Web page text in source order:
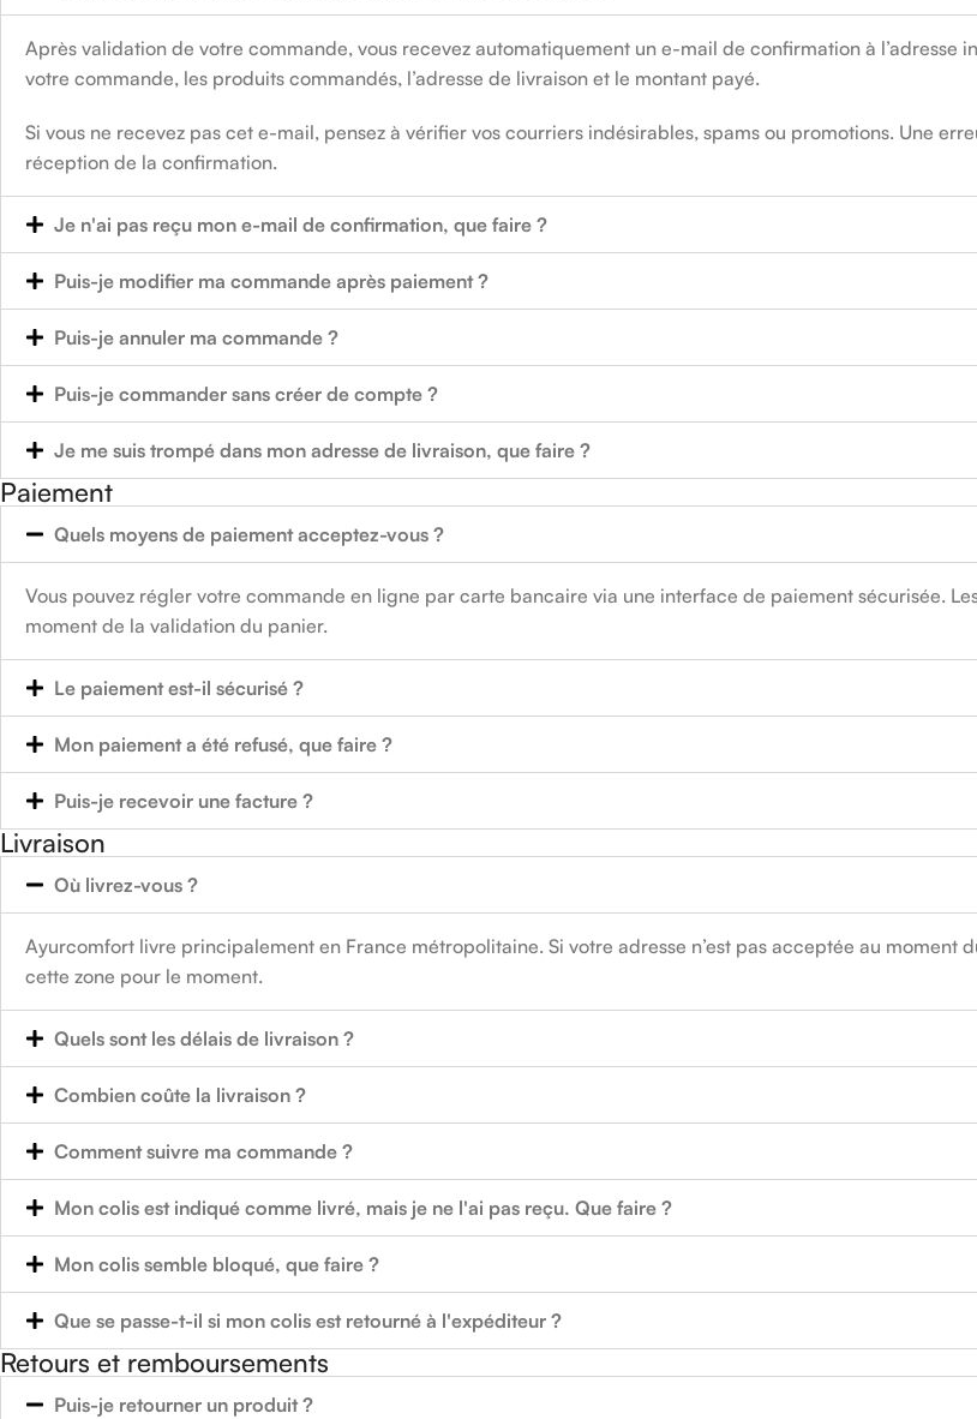
Après validation de votre commande, vous recevez automatiquement un e-mail de confirmation à
votre commande, les produits commandés, l’adresse de livraison et le montant payé.
Si vous ne recevez pas cet e-mail, pensez à vérifier vos courriers indésirables, spams ou promotions. Une
réception de la confirmation.
Je n'ai pas reçu mon e-mail de confirmation, que faire ?
Puis-je modifier ma commande après paiement ?
Puis-je annuler ma commande ?
Puis-je commander sans créer de compte ?
Je me suis trompé dans mon adresse de livraison, que faire ?
Paiement
Quels moyens de paiement acceptez-vous ?
Vous pouvez régler votre commande en ligne par carte bancaire via une interface de paiement sécurisée.
moment de la validation du panier.
Le paiement est-il sécurisé ?
Mon paiement a été refusé, que faire ?
Puis-je recevoir une facture ?
Livraison
Où livrez-vous ?
Ayurcomfort livre principalement en France métropolitaine. Si votre adresse n’est pas acceptée au moment
cette zone pour le moment.
Quels sont les délais de livraison ?
Combien coûte la livraison ?
Comment suivre ma commande ?
Mon colis est indiqué comme livré, mais je ne l'ai pas reçu. Que faire ?
Mon colis semble bloqué, que faire ?
Que se passe-t-il si mon colis est retourné à l'expéditeur ?
Retours et remboursements
Puis-je retourner un produit ?